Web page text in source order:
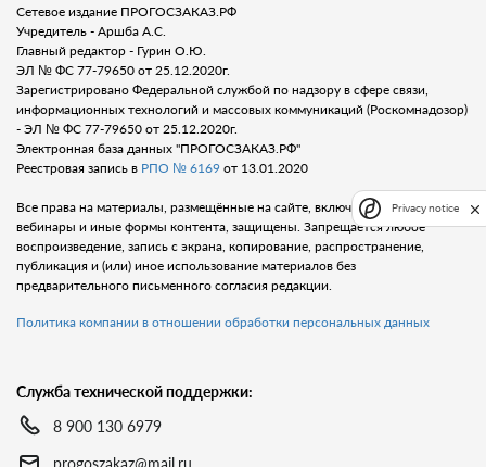
Сетевое издание ПРОГОСЗАКАЗ.РФ
Учредитель - Аршба А.С.
Главный редактор - Гурин О.Ю.
ЭЛ № ФС 77-79650 от 25.12.2020г.
Зарегистрировано Федеральной службой по надзору в сфере связи,
информационных технологий и массовых коммуникаций (Роскомнадозор)
- ЭЛ № ФС 77-79650 от 25.12.2020г.
Электронная база данных "ПРОГОСЗАКАЗ.РФ"
Реестровая запись в РПО № 6169 от 13.01.2020
Все права на материалы, размещённые на сайте, включая тексты, видео,
вебинары и иные формы контента, защищены. Запрещается любое
воспроизведение, запись с экрана, копирование, распространение,
публикация и (или) иное использование материалов без
предварительного письменного согласия редакции.
Политика компании в отношении обработки персональных данных
Служба технической поддержки:
8 900 130 6979
progoszakaz@mail.ru
Privacy notice